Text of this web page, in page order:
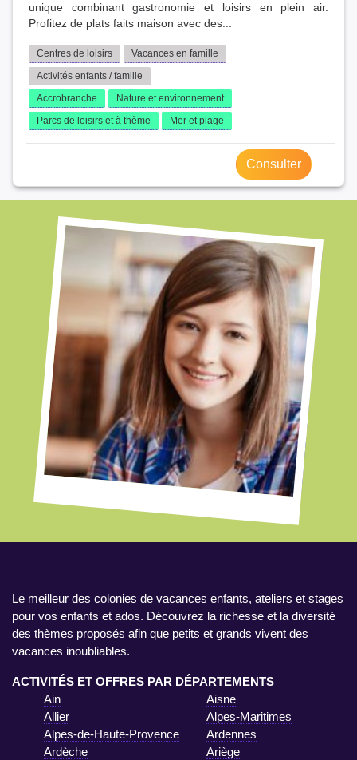
unique combinant gastronomie et loisirs en plein air.
Profitez de plats faits maison avec des...
Centres de loisirs
Vacances en famille
Activités enfants / famille
Accrobranche
Nature et environnement
Parcs de loisirs et à thème
Mer et plage
Consulter
Le meilleur des colonies de vacances enfants, ateliers et stages
pour vos enfants et ados. Découvrez la richesse et la diversité
des thèmes proposés afin que petits et grands vivent des
vacances inoubliables.
ACTIVITÉS ET OFFRES PAR DÉPARTEMENTS
Ain
Aisne
Allier
Alpes-Maritimes
Alpes-de-Haute-Provence
Ardennes
Ardèche
Ariège